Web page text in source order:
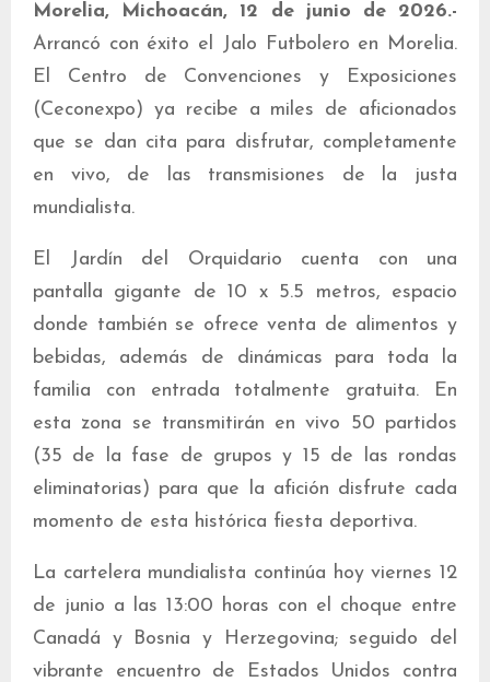
Morelia, Michoacán, 12 de junio de 2026.-
Arrancó con éxito el Jalo Futbolero en Morelia.
El Centro de Convenciones y Exposiciones
(Ceconexpo) ya recibe a miles de aficionados
que se dan cita para disfrutar, completamente
en vivo, de las transmisiones de la justa
mundialista.
El Jardín del Orquidario cuenta con una
pantalla gigante de 10 x 5.5 metros, espacio
donde también se ofrece venta de alimentos y
bebidas, además de dinámicas para toda la
familia con entrada totalmente gratuita. En
esta zona se transmitirán en vivo 50 partidos
(35 de la fase de grupos y 15 de las rondas
eliminatorias) para que la afición disfrute cada
momento de esta histórica fiesta deportiva.
La cartelera mundialista continúa hoy viernes 12
de junio a las 13:00 horas con el choque entre
Canadá y Bosnia y Herzegovina; seguido del
vibrante encuentro de Estados Unidos contra